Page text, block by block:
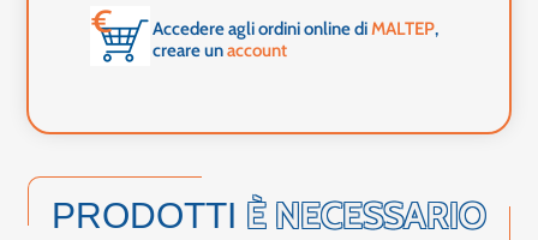
Accedere agli ordini online diMALTEP,
creare unaccount
PRODOTTI È NECESSARIO